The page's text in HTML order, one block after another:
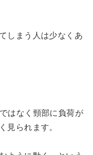
しまう人は少なくあ
はなく頸部に負荷が
られます。